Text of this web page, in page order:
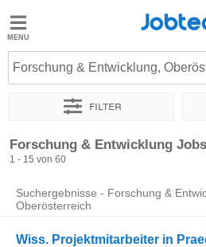
Jobted
Jobs
Forschung & Entwicklung,
Filter
Sortieren nach Unternehmen
Forschung & Entwicklung
1 - 15 von 60
Suchergebnisse - Forschung &
Oberösterreich
Wiss. Projektmitarbeiter in